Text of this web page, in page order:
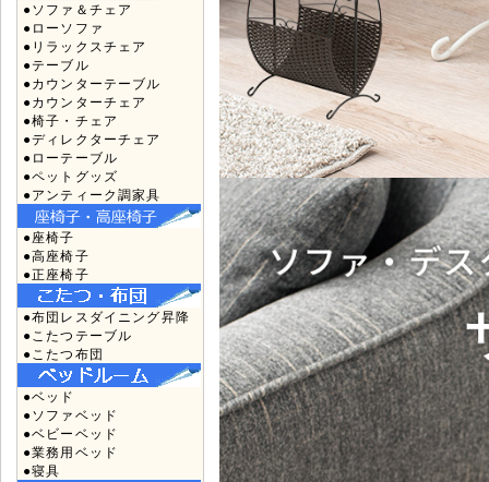
●ソファ＆チェア
●ローソファ
●リラックスチェア
●テーブル
●カウンターテーブル
●カウンターチェア
●椅子・チェア
●ディレクターチェア
●ローテーブル
●ペットグッズ
●アンティーク調家具
●座椅子
●高座椅子
●正座椅子
●布団レスダイニング昇降
●こたつテーブル
●こたつ布団
●ベッド
●ソファベッド
●ベビーベッド
●業務用ベッド
●寝具